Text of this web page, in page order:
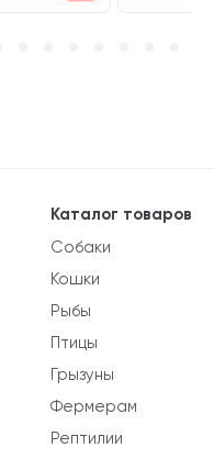
Каталог товаров
Собаки
Кошки
Рыбы
Птицы
Грызуны
Фермерам
Рептилии